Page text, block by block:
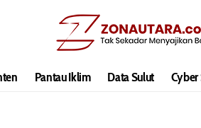
Pantau Iklim Data Sulut